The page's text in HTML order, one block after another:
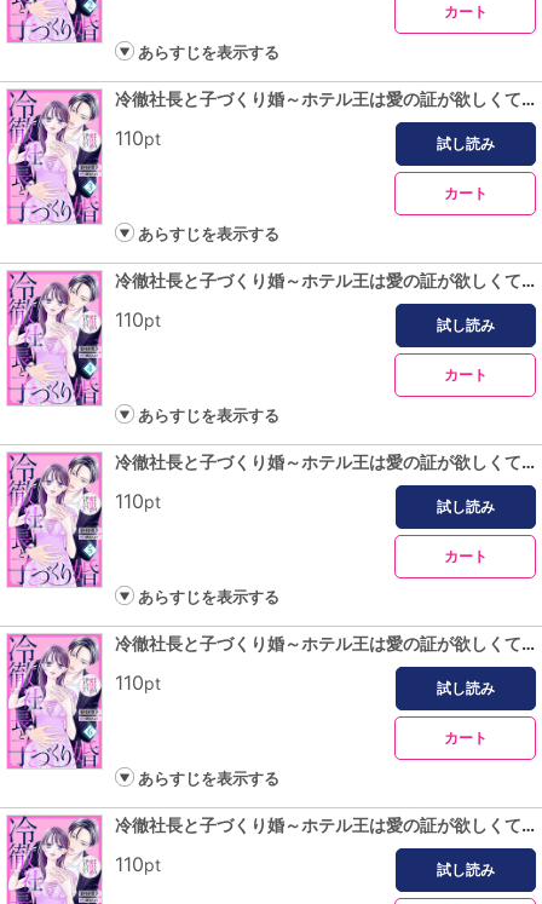
カート
あらすじを表示する
冷徹社長と子づくり婚～ホテル王は愛の証が欲しくてたまらない～【分冊版】3話
110pt 試し読み
カート
あらすじを表示する
冷徹社長と子づくり婚～ホテル王は愛の証が欲しくてたまらない～【分冊版】4話
110pt 試し読み
カート
あらすじを表示する
冷徹社長と子づくり婚～ホテル王は愛の証が欲しくてたまらない～【分冊版】5話
110pt 試し読み
カート
あらすじを表示する
冷徹社長と子づくり婚～ホテル王は愛の証が欲しくてたまらない～【分冊版】6話
110pt 試し読み
カート
あらすじを表示する
冷徹社長と子づくり婚～ホテル王は愛の証が欲しくてたまらない～【分冊版】7話
110pt 試し読み